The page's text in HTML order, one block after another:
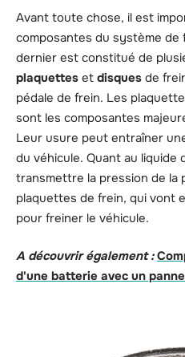
Avant toute chose, il est
composantes du système de
dernier est constitué de
plaquettes et disques de
pédale de frein. Les
sont les composantes
Leur usure peut entraîner
du véhicule. Quant au liquide
transmettre la pression de la
plaquettes de frein, qui vont
pour freiner le véhicule.
A découvrir également :
d'une batterie avec un